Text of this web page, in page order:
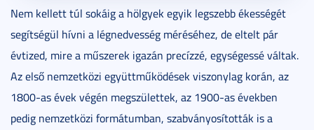
Nem kellett túl sokáig a hölgyek egyik legszebb ékességét
segítségül hívni a légnedvesség méréséhez, de eltelt pár
évtized, mire a műszerek igazán precízzé, egységessé váltak.
Az első nemzetközi együttműködések viszonylag korán, az
1800-as évek végén megszülettek, az 1900-as években
pedig nemzetközi formátumban, szabványosították is a